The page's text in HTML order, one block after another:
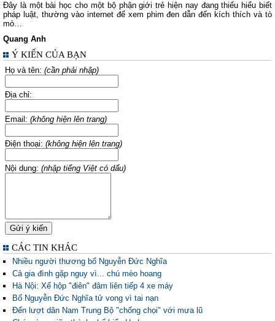
Đây là một bài học cho một bộ phận giới trẻ hiện nay đang thiếu hiểu biết
pháp luật, thường vào internet để xem phim đen dẫn đến kích thích và tò
mò…
Quang Anh
Ý KIẾN CỦA BẠN
Họ và tên: (cần phải nhập)
Địa chỉ:
Email: (không hiện lên trang)
Điện thoại: (không hiện lên trang)
Nội dung: (nhập tiếng Việt có dấu)
CÁC TIN KHÁC
Nhiều người thương bố Nguyễn Đức Nghĩa
Cả gia đình gặp nguy vì... chú mèo hoang
Hà Nội: Xế hộp "điên" đâm liên tiếp 4 xe máy
Bố Nguyễn Đức Nghĩa tử vong vì tai nạn
Đến lượt dân Nam Trung Bộ "chống chọi" với mưa lũ